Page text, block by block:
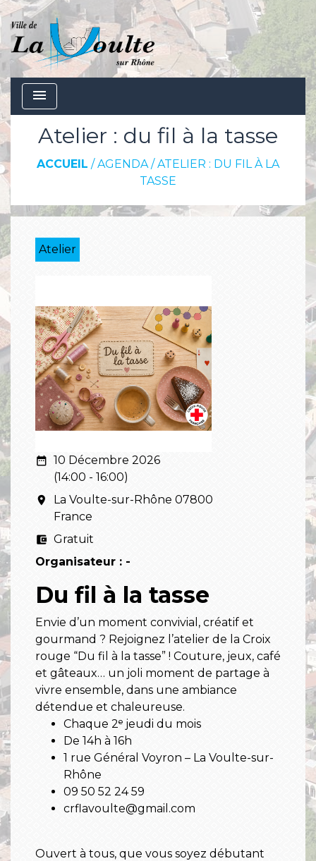
menu
Atelier : du fil à la tasse
ACCUEIL /AGENDA/ATELIER : DU FIL À LA
TASSE
Atelier
date_range 10 Décembre 2026
(14:00 - 16:00)
room
La Voulte-sur-Rhône 07800
France
account_balance_wallet Gratuit
Organisateur : -
Du fil à la tasse
Envie d’un moment convivial, créatif et
gourmand ? Rejoignez l’atelier de la Croix
rouge “Du fil à la tasse” ! Couture, jeux, café
et gâteaux… un joli moment de partage à
vivre ensemble, dans une ambiance
détendue et chaleureuse.
Chaque 2ᵉ jeudi du mois
De 14h à 16h
1 rue Général Voyron – La Voulte-sur-
Rhône
09 50 52 24 59
crflavoulte@gmail.com
Ouvert à tous, que vous soyez débutant